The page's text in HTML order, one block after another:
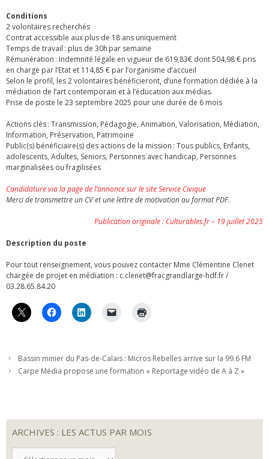
Conditions
2 volontaires recherchés
Contrat accessible aux plus de 18 ans uniquement
Temps de travail : plus de 30h par semaine
Rémunération : Indemnité légale en vigueur de 619,83€ dont 504,98 € pris
en charge par l’Etat et 114,85 € par l’organisme d’accueil
Selon le profil, les 2 volontaires bénéficieront, d’une formation dédiée à la
médiation de l’art contemporain et à l’éducation aux médias.
Prise de poste le 23 septembre 2025 pour une durée de 6 mois
Actions clés : Transmission, Pédagogie, Animation, Valorisation, Médiation,
Information, Préservation, Patrimoine
Public(s) bénéficiaire(s) des actions de la mission : Tous publics, Enfants,
adolescents, Adultes, Seniors, Personnes avec handicap, Personnes
marginalisées ou fragilisées
Candidature via la page de l’annonce sur le site Service Civique
Merci de transmettre un CV et une lettre de motivation au format PDF.
Publication originale : Culturables.fr – 19 juillet 2025
Description du poste
Pour tout renseignement, vous pouvez contacter Mme Clémentine Clenet
chargée de projet en médiation : c.clenet@fracgrandlarge-hdf.fr /
03.28.65.84.20
Bassin minier du Pas-de-Calais : Micros Rebelles arrive sur la 99.6 FM
Carpe Média propose une formation « Reportage vidéo de A à Z »
ARCHIVES : LES ACTUS PAR MOIS